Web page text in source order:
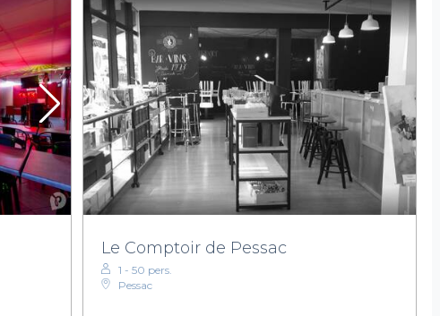
Le Comptoir de Pessac
1 - 50 pers.
Pessac